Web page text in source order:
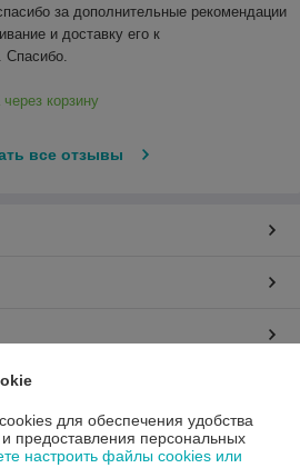
за дополнительные рекомендации
и доставку его к
Спасибо.
корзину
все отзывы
для обеспечения удобства
предоставления персональных
настроить файлы cookies или